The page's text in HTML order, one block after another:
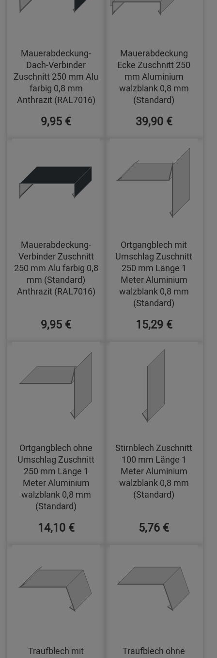
Mauerabdeckung-
Dach-Verbinder
Zuschnitt 250 mm Alu
farbig 0,8 mm
Anthrazit (RAL7016)
9,95 €
Mauerabdeckung
Ecke Zuschnitt 250
mm Aluminium
walzblank 0,8 mm
(Standard)
39,90 €
Mauerabdeckung-
Verbinder Zuschnitt
250 mm Alu farbig 0,8
mm (Standard)
Anthrazit (RAL7016)
9,95 €
Ortgangblech mit
Umschlag Zuschnitt
250 mm Länge 1
Meter Aluminium
walzblank 0,8 mm
(Standard)
15,29 €
Ortgangblech ohne
Umschlag Zuschnitt
250 mm Länge 1
Meter Aluminium
walzblank 0,8 mm
(Standard)
14,10 €
Stirnblech Zuschnitt
100 mm Länge 1
Meter Aluminium
walzblank 0,8 mm
(Standard)
5,76 €
Traufblech mit
Traufblech ohne